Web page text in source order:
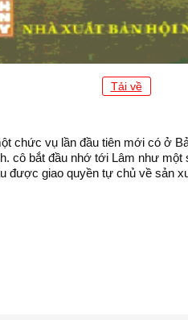
Tải về
chức vụ lần đầu tiên mới có ở
cô bắt đầu nhớ tới Lâm như
giao quyền tự chủ về sản